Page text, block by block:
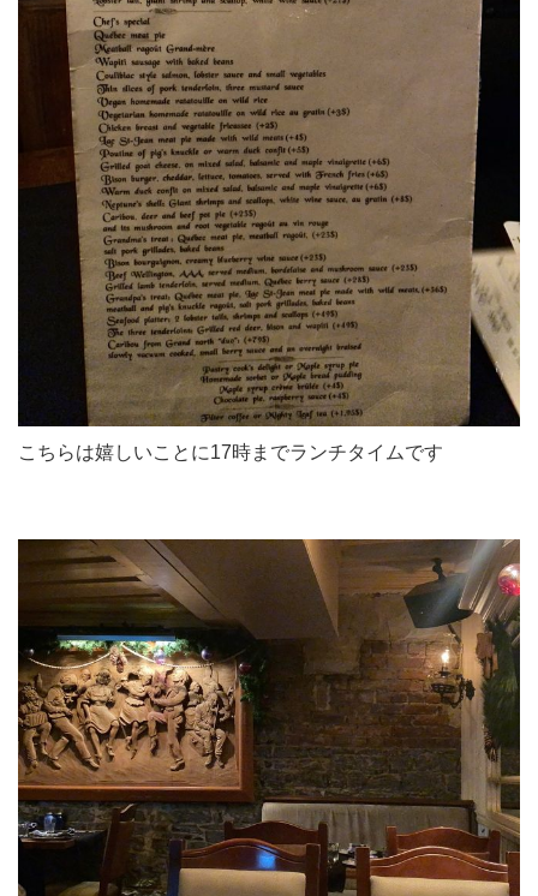
こちらは嬉しいことに17時までランチタイムです